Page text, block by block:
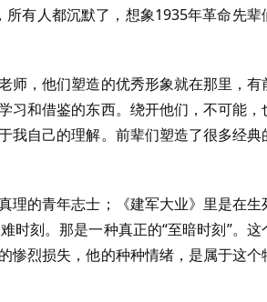
有人都沉默了，想象1935年革命先辈
师，他们塑造的优秀形象就在那里，有
习和借鉴的东西。绕开他们，不可能，
我自己的理解。前辈们塑造了很多经典
理的青年志士；《建军大业》里是在生
时刻。那是一种真正的“至暗时刻”。这
惨烈损失，他的种种情绪，是属于这个